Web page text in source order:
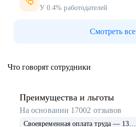
У 0.4% работодателей
Смотреть все
Что говорят сотрудники
Преимущества и льготы
На основании 17002 отзывов